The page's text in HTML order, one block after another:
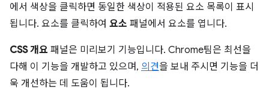
에서 색상을 클릭하면 동일한 색상이 적용된 요소 목록이 표시
됩니다. 요소를 클릭하여 요소 패널에서 요소를 엽니다.
CSS 개요 패널은 미리보기 기능입니다. Chrome팀은 최선을
다해 이 기능을 개발하고 있으며, 의견을 보내 주시면 기능을 더
욱 개선하는 데 도움이 됩니다.